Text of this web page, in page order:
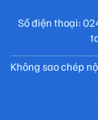
Số điện thoại:
Không sao chép